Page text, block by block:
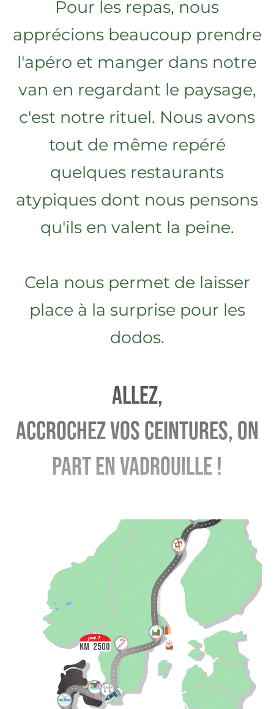
Pour les repas, nous
apprécions beaucoup prendre
l'apéro et manger dans notre
van en regardant le paysage,
c'est notre rituel. Nous avons
tout de même repéré
quelques restaurants
atypiques dont nous pensons
qu'ils en valent la peine.
Cela nous permet de laisser
place à la surprise pour les
dodos.
Allez,
Accrochez vos ceintures, on
part en vadrouille !